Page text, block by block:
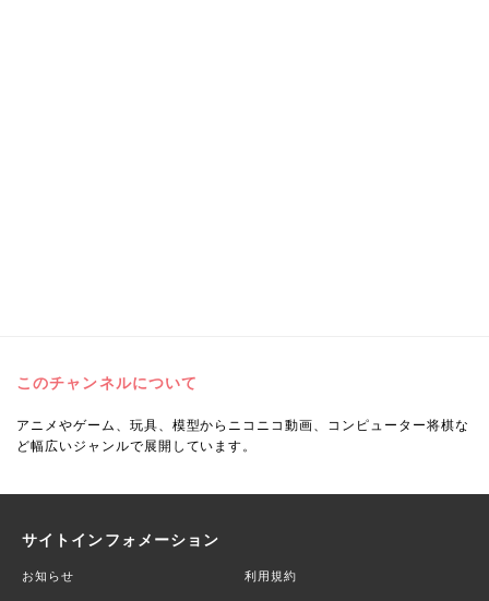
このチャンネルについて
アニメやゲーム、玩具、模型からニコニコ動画、コンピューター将棋な
ど幅広いジャンルで展開しています。
サイトインフォメーション
お知らせ 利用規約